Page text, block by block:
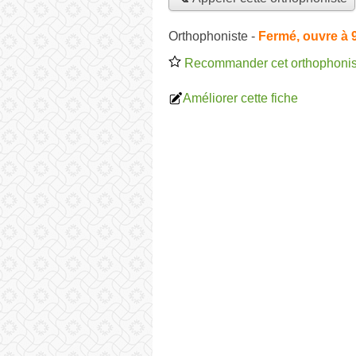
Orthophoniste - Fermé, ouvre à
Recommander cet
Améliorer cette fiche